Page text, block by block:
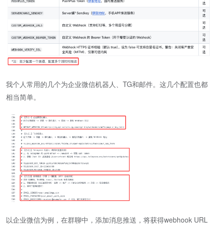
我个人常用的几个为企业微信机器人、TG和邮件。这几个配置也都
相当简单。
以企业微信为例，在群聊中，添加消息推送，将获得webhook URL